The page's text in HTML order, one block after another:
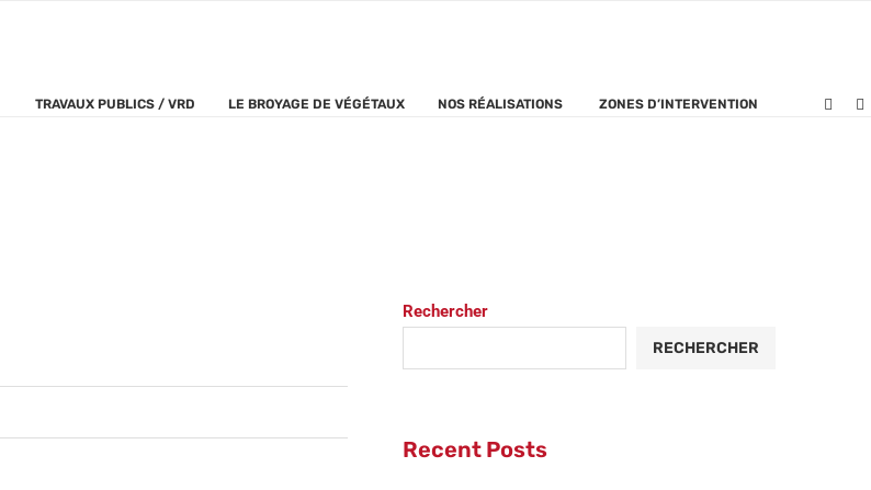
TRAVAUX PUBLICS / VRD LE BROYAGE DE VÉGÉTAUX NOS RÉALISATIONS ZONES D’INTERVENTION
Rechercher
RECHERCHER
Recent Posts